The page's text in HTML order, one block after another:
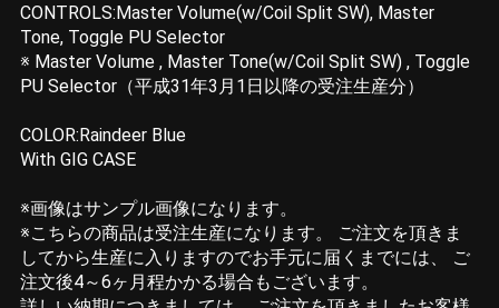
CONTROLS:Master Volume(w/Coil Split SW), Master
Tone, Toggle PU Selector
※ Master Volume , Master Tone(w/Coil Split SW) , Toggle
PU Selector（平成31年3月1日以降の受注生産分）
COLOR:Raindeer Blue
With GIG CASE
※画像はサンプル画像になります。
※こちらの商品は受注生産になります。 ご注文を頂きま
してから生産に入りますのでお手元に届くまでには、 ご
注文後4～6ヶ月程かかる場合もございます。